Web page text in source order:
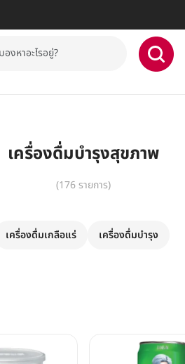
เครื่องดื่มบำรุงสุขภาพ
(176 รายการ)
เครื่องดื่มเกลือแร่ เครื่องดื่มบำรุง